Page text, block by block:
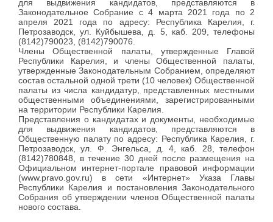
для выдвижения кандидатов, представляются в
Законодательное Собрание с 4 марта 2021 года по 2
апреля 2021 года по адресу: Республика Карелия, г.
Петрозаводск, ул. Куйбышева, д. 5, каб. 209, телефоны
(8142)790023, (8142)790076.
Члены Общественной палаты, утвержденные Главой
Республики Карелия, и члены Общественной палаты,
утвержденные Законодательным Собранием, определяют
состав остальной одной трети (10 человек) Общественной
палаты из числа кандидатур, представленных местными
общественными объединениями, зарегистрированными
на территории Республики Карелия.
Представления о кандидатах и документы, необходимые
для выдвижения кандидатов, представляются в
Общественную палату по адресу: Республика Карелия, г.
Петрозаводск, ул. Ф. Энгельса, д. 4, каб. 28, телефон
(8142)780848, в течение 30 дней после размещения на
Официальном интернет-портале правовой информации
(www.pravo.gov.ru) в сети «Интернет» Указа Главы
Республики Карелия и постановления Законодательного
Собрания об утверждении членов Общественной палаты
нового состава.